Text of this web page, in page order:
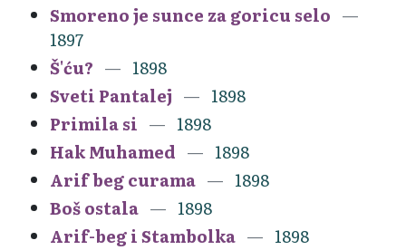
Smoreno je sunce za goricu selo
1897
Š'ću?
1898
Sveti Pantalej
1898
Primila si
1898
Hak Muhamed
1898
Arif beg curama
1898
Boš ostala
1898
Arif-beg i Stambolka
1898